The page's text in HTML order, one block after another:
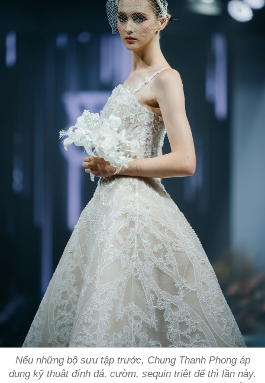
Nếu những bộ sưu tập trước, Chung Thanh Phong áp
dụng kỹ thuật đính đá, cườm, sequin triệt để thì lần này,